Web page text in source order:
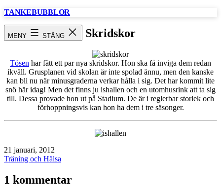
Hoppa
TANKEBUBBLOR
MENY STÄNG Skridskor
Tösen har fått ett par nya skridskor. Hon ska få inviga dem redan
ikväll. Grusplanen vid skolan är inte spolad ännu, men den kanske
kan bli nu när minusgraderna verkar hålla i sig. Det har kommit lite
snö här idag! Men det finns ju ishallen och en utomhusrink att ta sig
till. Dessa provade hon ut på Stadium. De är i reglerbar storlek och
förhoppningsvis kan hon ha dem i tre säsonger.
Publicerat
den
21 januari, 2012
Kategoriserat
Träning och Hälsa
1 kommentar